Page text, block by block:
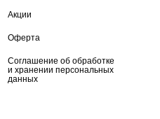
Акции
Оферта
Соглашение об обработке
и хранении персональных
данных